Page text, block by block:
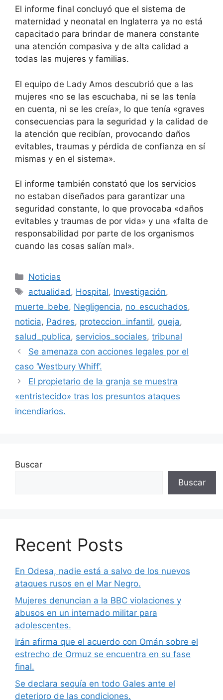
El informe final concluyó que el sistema de
maternidad y neonatal en Inglaterra ya no está
capacitado para brindar de manera constante
una atención compasiva y de alta calidad a
todas las mujeres y familias.
El equipo de Lady Amos descubrió que a las
mujeres «no se las escuchaba, ni se las tenía
en cuenta, ni se les creía», lo que tenía «graves
consecuencias para la seguridad y la calidad de
la atención que recibían, provocando daños
evitables, traumas y pérdida de confianza en sí
mismas y en el sistema».
El informe también constató que los servicios
no estaban diseñados para garantizar una
seguridad constante, lo que provocaba «daños
evitables y traumas de por vida» y una «falta de
responsabilidad por parte de los organismos
cuando las cosas salían mal».
Categorías
Noticias
Etiquetas
actualidad, Hospital, Investigación,
muerte_bebe, Negligencia, no_escuchados,
noticia, Padres, proteccion_infantil, queja,
salud_publica, servicios_sociales, tribunal
Se amenaza con acciones legales por el
caso ‘Westbury Whiff’.
El propietario de la granja se muestra
«entristecido» tras los presuntos ataques
incendiarios.
Buscar
Buscar
Recent Posts
En Odesa, nadie está a salvo de los nuevos
ataques rusos en el Mar Negro.
Mujeres denuncian a la BBC violaciones y
abusos en un internado militar para
adolescentes.
Irán afirma que el acuerdo con Omán sobre el
estrecho de Ormuz se encuentra en su fase
final.
Se declara sequía en todo Gales ante el
deterioro de las condiciones.